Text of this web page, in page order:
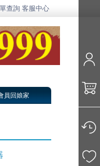
查詢 客服中心
員回娘家